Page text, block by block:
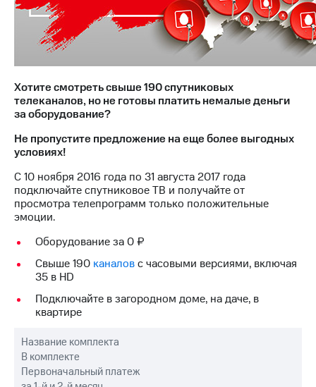
Роуминг
Семейная
Заказать
SIM-
Оформить
eSIM
SIM-
карта
иностранцев
Оформить
чистый
номер
Выбрать
номер
Заменить
на связь
Тарифы
RED,
РИИЛ
Супер
дешевле
при
с карты
МТС
Деньги
МТС
Premium
Подписка
интернета,
фильмы,
музыка
и многое
другое
Семейная
группа
Хотите смотреть свыше 190 спутниковых
телеканалов, но не готовы платить немалые деньги
за оборудование?
Не пропустите предложение на еще более выгодных
условиях!
С 10 ноября 2016 года по 31 августа 2017 года
подключайте спутниковое ТВ и получайте от
просмотра телепрограмм только положительные
эмоции.
Оборудование за 0 ₽
Свыше 190 каналовс часовыми версиями, включая
35 в HD
Подключайте в загородном доме, на даче, в
квартире
Название комплекта
В комплекте
Первоначальный платеж